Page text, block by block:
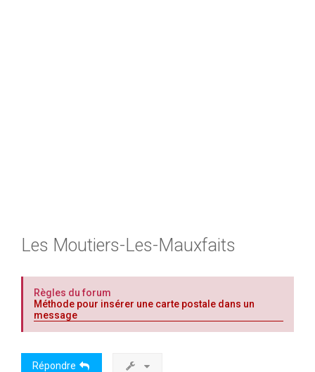
Les Moutiers-Les-Mauxfaits
Règles du forum
Méthode pour insérer une carte postale dans un
message
Répondre